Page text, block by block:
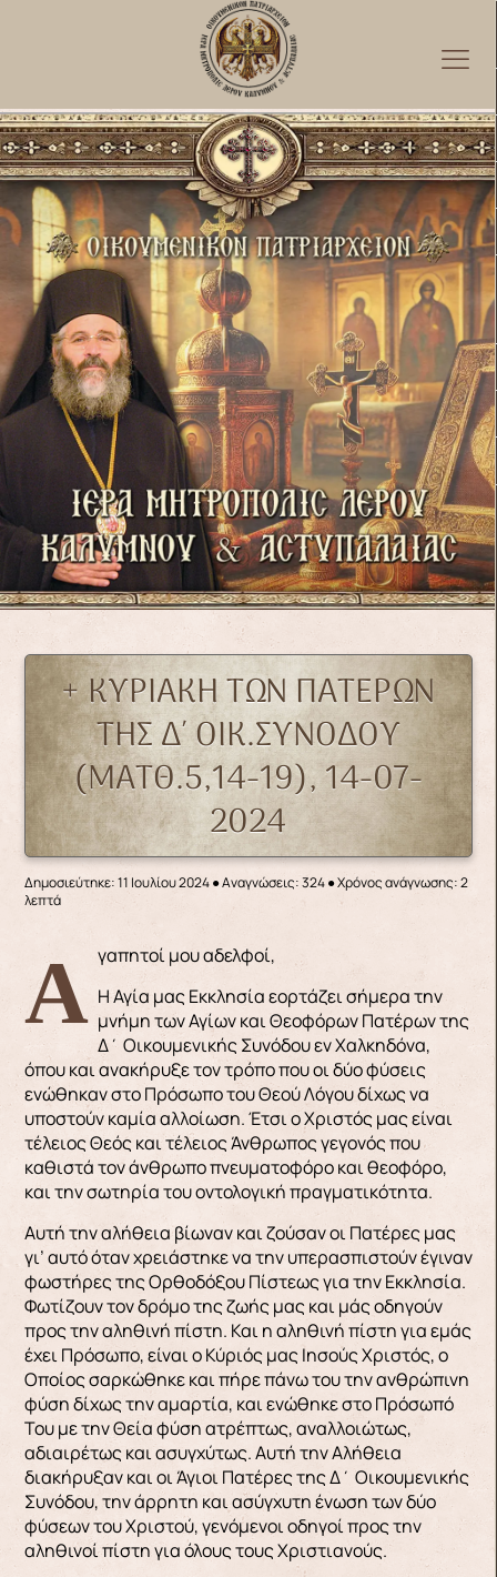
+ ΚΥΡΙΑΚΗ ΤΩΝ ΠΑΤΕΡΩΝ
ΤΗΣ Δ΄ ΟΙΚ.ΣΥΝΟΔΟΥ
(ΜΑΤΘ.5,14-19), 14-07-
2024
Δημοσιεύτηκε: 11 Ιουλίου 2024●Αναγνώσεις: 324● Χρόνος ανάγνωσης: 2
λεπτά
Αγαπητοί μου αδελφοί,
Η Αγία μας Εκκλησία εορτάζει σήμερα την
μνήμη των Αγίων και Θεοφόρων Πατέρων της
Δ΄ Οικουμενικής Συνόδου εν Χαλκηδόνα,
όπου και ανακήρυξε τον τρόπο που οι δύο φύσεις
ενώθηκαν στο Πρόσωπο του Θεού Λόγου δίχως να
υποστούν καμία αλλοίωση. Έτσι ο Χριστός μας είναι
τέλειος Θεός και τέλειος Άνθρωπος γεγονός που
καθιστά τον άνθρωπο πνευματοφόρο και θεοφόρο,
και την σωτηρία του οντολογική πραγματικότητα.
Αυτή την αλήθεια βίωναν και ζούσαν οι Πατέρες μας
γι’ αυτό όταν χρειάστηκε να την υπερασπιστούν έγιναν
φωστήρες της Ορθοδόξου Πίστεως για την Εκκλησία.
Φωτίζουν τον δρόμο της ζωής μας και μάς οδηγούν
προς την αληθινή πίστη. Και η αληθινή πίστη για εμάς
έχει Πρόσωπο, είναι ο Κύριός μας Ιησούς Χριστός, ο
Οποίος σαρκώθηκε και πήρε πάνω του την ανθρώπινη
φύση δίχως την αμαρτία, και ενώθηκε στο Πρόσωπό
Του με την Θεία φύση ατρέπτως, αναλλοιώτως,
αδιαιρέτως και ασυγχύτως. Αυτή την Αλήθεια
διακήρυξαν και οι Άγιοι Πατέρες της Δ΄ Οικουμενικής
Συνόδου, την άρρητη και ασύγχυτη ένωση των δύο
φύσεων του Χριστού, γενόμενοι οδηγοί προς την
αληθινοί πίστη για όλους τους Χριστιανούς.